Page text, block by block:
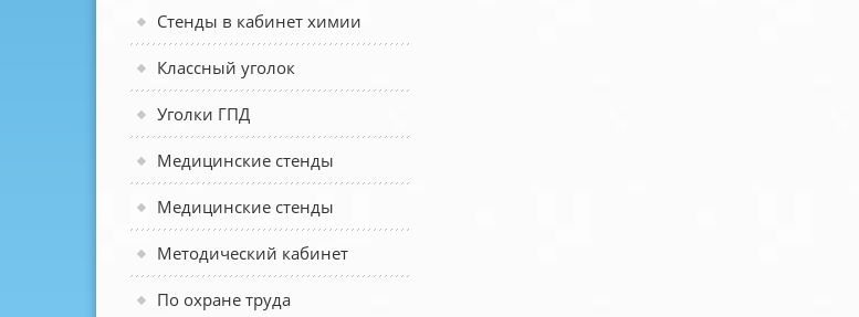
Стенды в кабинет химии
Классный уголок
Уголки ГПД
Медицинские стенды
Медицинские стенды
Методический кабинет
По охране труда